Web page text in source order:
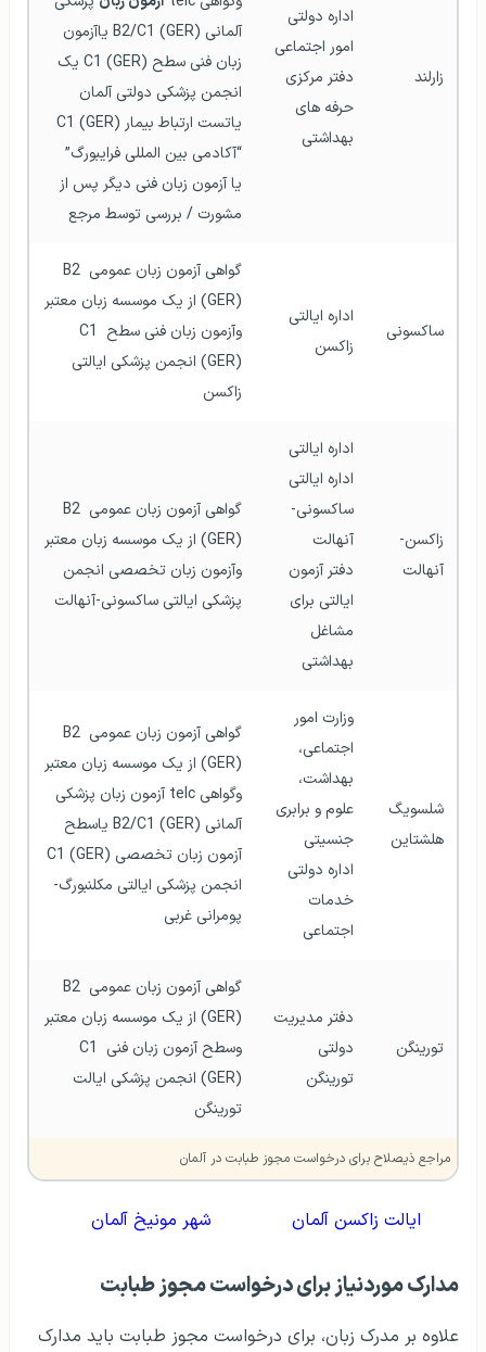
زارلند
امور اجتماعی
بهداشتی
مشورت / بررسی توسط مرجع
ساکسونی
زاکسن
گواهی آزمون زبان عمومی B2
وآزمون زبان فنی سطح C1
زاکسن
زاکسن-
آنهالت
ساکسونی-
آنهالت
بهداشتی
گواهی آزمون زبان عمومی B2
پزشکی ایالتی ساکسونی-آنهالت
هلشتاین
جنسیتی
اجتماعی
گواهی آزمون زبان عمومی B2
انجمن پزشکی ایالتی مکلنبورگ-
پومرانی غربی
تورینگن
تورینگن
گواهی آزمون زبان عمومی B2
وسطح آزمون زبان فنی C1
تورینگن
مراجع ذیصلاح برای درخواست مجوز طبابت در آلمان
ایالت زاکسن آلمان شهر مونیخ آلمان
مدارک موردنیاز برای درخواست مجوز طبابت
علاوه بر مدرک زبان، برای درخواست مجوز طبابت باید مدارک